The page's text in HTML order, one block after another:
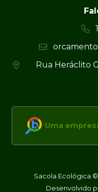
Rua Heráclito
Uma
Sacola Ecológica
Desenvolvido